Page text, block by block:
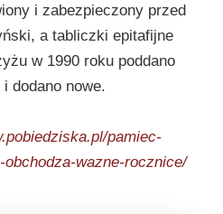
i zabezpieczony przed
a tabliczki epitafijne
w 1990 roku poddano
dodano nowe.
pamiec-
wazne-rocznice/